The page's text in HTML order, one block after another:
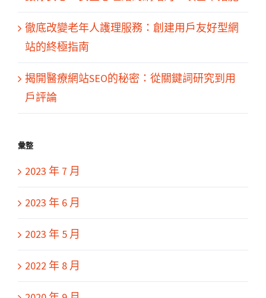
徹底改變老年人護理服務：創建用戶友好型網
站的終極指南
揭開醫療網站SEO的秘密：從關鍵詞研究到用
戶評論
彙整
2023 年 7 月
2023 年 6 月
2023 年 5 月
2022 年 8 月